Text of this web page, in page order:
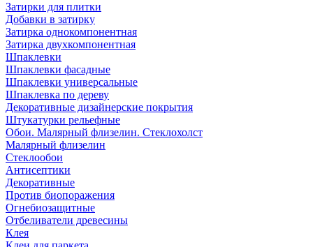
Затирки для плитки
Добавки в затирку
Затирка однокомпонентная
Затирка двухкомпонентная
Шпаклевки
Шпаклевки фасадные
Шпаклевки универсальные
Шпаклевка по дереву
Декоративные дизайнерские покрытия
Штукатурки рельефные
Обои. Малярный флизелин. Стеклохолст
Малярный флизелин
Стеклообои
Антисептики
Декоративные
Против биопоражения
Огнебиозащитные
Отбеливатели древесины
Клея